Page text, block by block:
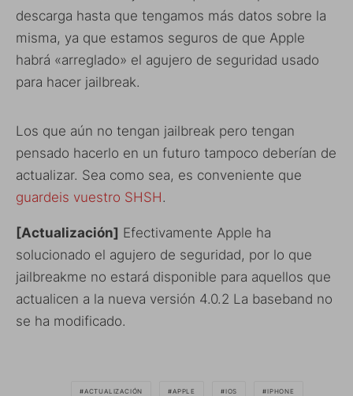
descarga hasta que tengamos más datos sobre la
misma, ya que estamos seguros de que Apple
habrá «arreglado» el agujero de seguridad usado
para hacer jailbreak.
Los que aún no tengan jailbreak pero tengan
pensado hacerlo en un futuro tampoco deberían de
actualizar. Sea como sea, es conveniente que
guardeis vuestro SHSH.
[Actualización] Efectivamente Apple ha
solucionado el agujero de seguridad, por lo que
jailbreakme no estará disponible para aquellos que
actualicen a la nueva versión 4.0.2 La baseband no
se ha modificado.
ACTUALIZACIÓN APPLE IOS IPHONE